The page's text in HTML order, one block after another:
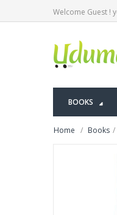
Welcome Guest !
BOOKS
Home Books